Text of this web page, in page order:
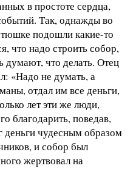
в простоте сердца,
Так, однажды во
подошли какие-то
что надо строить собор,
думают, что делать. Отец
«Надо не думать, а
отдал им все деньги,
лет эти же люди,
благодарить, поведав,
деньги чудесным образом
и собор был
жертвовал на